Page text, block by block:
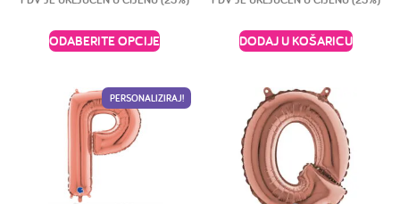
ODABERITE OPCIJE DODAJ U KOŠARICU
PERSONALIZIRAJ!